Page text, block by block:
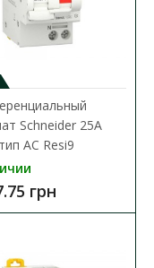
10А 30мА
Schneider 25А
АC Resi9
грн